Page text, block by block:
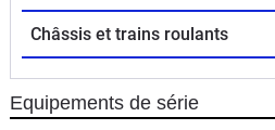
Châssis et trains roulants
Equipements de série